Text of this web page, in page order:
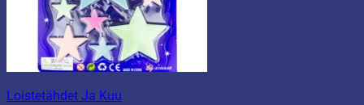
Loistetähdet Ja Kuu